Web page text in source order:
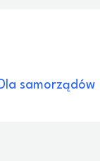
Dla samorządów